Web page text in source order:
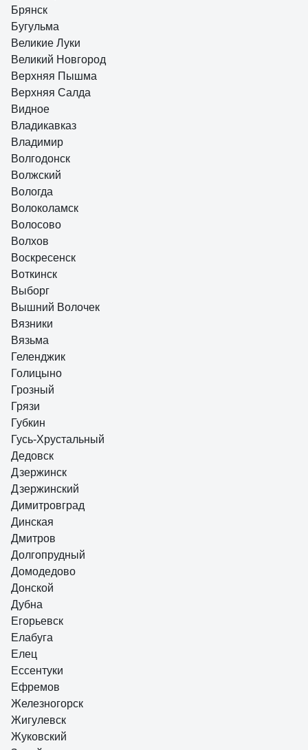
Брянск
Бугульма
Великие Луки
Великий Новгород
Верхняя Пышма
Верхняя Салда
Видное
Владикавказ
Владимир
Волгодонск
Волжский
Вологда
Волоколамск
Волосово
Волхов
Воскресенск
Воткинск
Выборг
Вышний Волочек
Вязники
Вязьма
Геленджик
Голицыно
Грозный
Грязи
Губкин
Гусь-Хрустальный
Дедовск
Дзержинск
Дзержинский
Димитровград
Динская
Дмитров
Долгопрудный
Домодедово
Донской
Дубна
Егорьевск
Елабуга
Елец
Ессентуки
Ефремов
Железногорск
Жигулевск
Жуковский